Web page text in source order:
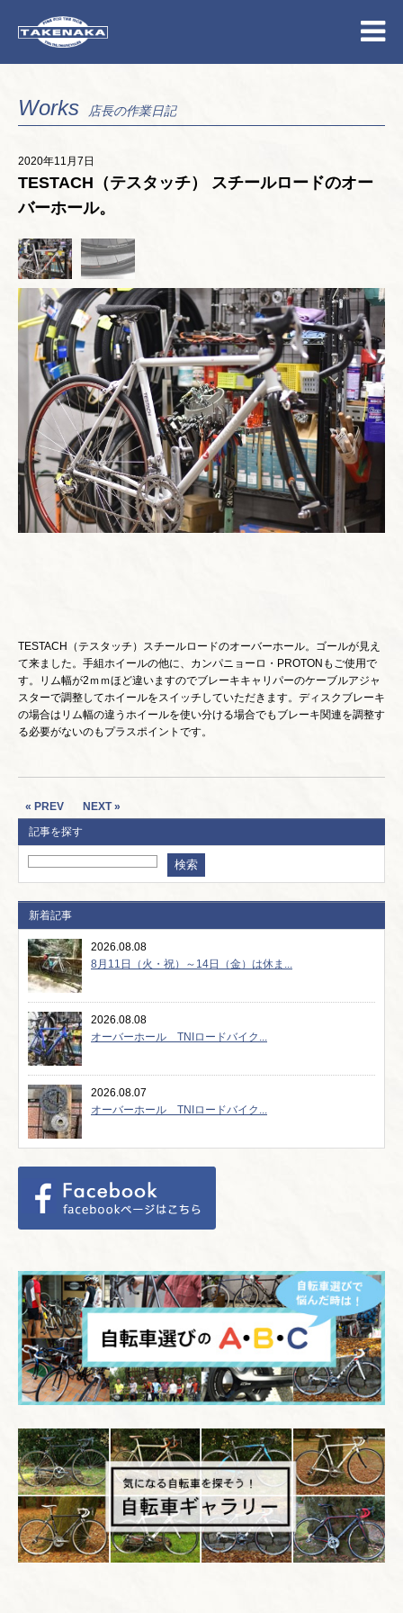
Works 店長の作業日記
2020年11月7日
TESTACH（テスタッチ） スチールロードのオー
バーホール。
TESTACH（テスタッチ）スチールロードのオーバーホール。ゴールが見え
て来ました。手組ホイールの他に、カンパニョーロ・PROTONもご使用で
す。リム幅が2ｍｍほど違いますのでブレーキキャリパーのケーブルアジャ
スターで調整してホイールをスイッチしていただきます。ディスクブレーキ
の場合はリム幅の違うホイールを使い分ける場合でもブレーキ関連を調整す
る必要がないのもプラスポイントです。
« PREV
NEXT »
記事を探す
新着記事
2026.08.08
8月11日（火・祝）～14日（金）は休ま...
2026.08.08
オーバーホール TNIロードバイク...
2026.08.07
オーバーホール TNIロードバイク...